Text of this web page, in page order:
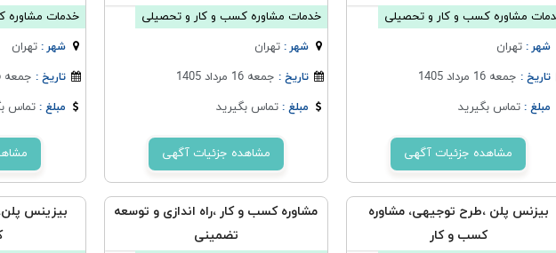
مشاوره کسب و کار و تحصیلی
شهر : تهران
تاریخ : جمعه 16 مرداد 1405
مبلغ : تماس بگیرید
مشاهده جزئیات آگهی
خدمات مشاوره کسب و کار و تحصیلی
شهر :تهران
تاریخ : جمعه 16 مرداد 1405
مبلغ :تماس بگیرید
مشاهده جزئیات آگهی
خدمات مشاوره
شهر : تهران
تاریخ : جمعه 16 مرداد 1405
مبلغ : تماس
بیزنس پلن ،طرح توجیهی، مشاوره
کسب و کار
مشاوره کسب و کار ،راه اندازی و توسعه
تضمینی
بیزینس